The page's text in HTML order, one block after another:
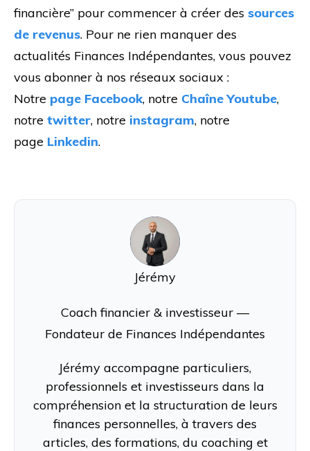
financière” pour commencer à créer des sources
de revenus. Pour ne rien manquer des
actualités Finances Indépendantes, vous pouvez
vous abonner à nos réseaux sociaux :
Notre page Facebook, notre Chaîne Youtube,
notre twitter, notre instagram, notre
page Linkedin.
J
Jérémy
Coach financier & investisseur —
Fondateur de Finances Indépendantes
Jérémy accompagne particuliers,
professionnels et investisseurs dans la
compréhension et la structuration de leurs
finances personnelles, à travers des
articles, des formations, du coaching et